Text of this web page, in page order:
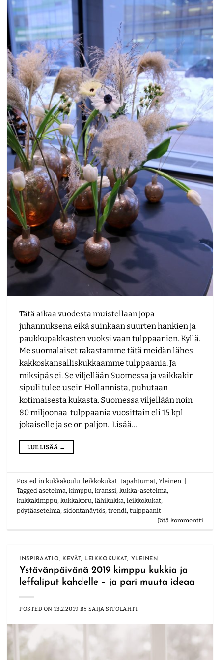
Tätä aikaa vuodesta muistellaan jopa
juhannuksena eikä suinkaan suurten hankien ja
paukkupakkasten vuoksi vaan tulppaanien. Kyllä.
Me suomalaiset rakastamme tätä meidän lähes
kakkoskansalliskukkaamme tulppaania. Ja
miksipäs ei. Se viljellään Suomessa ja vaikkakin
sipuli tulee usein Hollannista, puhutaan
kotimaisesta kukasta. Suomessa viljellään noin
80 miljoonaa tulppaania vuosittain eli 15 kpl
jokaiselle ja se on paljon. Lisää…
LUE LISÄÄ →
Posted inkukkakoulu,leikkokukat,tapahtumat,Yleinen |
Taggedasetelma,kimppu,kranssi,kukka-asetelma,
kukkakimppu,kukkakoru,lähikukka,leikkokukat,
pöytäasetelma,sidontanäytös,trendi,tulppaanit
Jätä kommentti
INSPIRAATIO, KEVÄT, LEIKKOKUKAT, YLEINEN
Ystävänpäivänä 2019 kimppu kukkia ja
leffaliput kahdelle – ja pari muuta ideaa
POSTED ON 13.2.2019 BY SAIJA SITOLAHTI